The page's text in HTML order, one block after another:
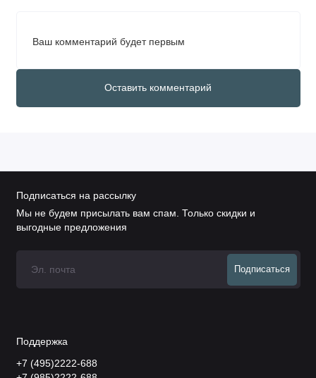
Ваш комментарий будет первым
Оставить комментарий
Подписаться на рассылку
Мы не будем присылать вам спам. Только скидки и
выгодные предложения
Подписаться
Поддержка
+7 (495)2222-688